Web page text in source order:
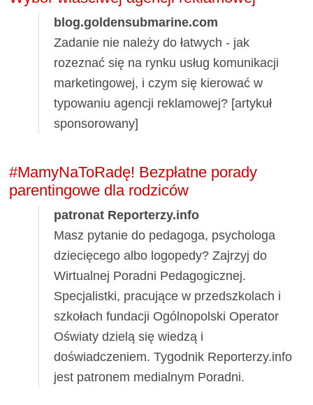
blog.goldensubmarine.com
Zadanie nie należy do łatwych - jak
rozeznać się na rynku usług komunikacji
marketingowej, i czym się kierować w
typowaniu agencji reklamowej? [artykuł
sponsorowany]
#MamyNaToRadę! Bezpłatne porady
parentingowe dla rodziców
patronat Reporterzy.info
Masz pytanie do pedagoga, psychologa
dziecięcego albo logopedy? Zajrzyj do
Wirtualnej Poradni Pedagogicznej.
Specjalistki, pracujące w przedszkolach i
szkołach fundacji Ogólnopolski Operator
Oświaty dzielą się wiedzą i
doświadczeniem. Tygodnik Reporterzy.info
jest patronem medialnym Poradni.